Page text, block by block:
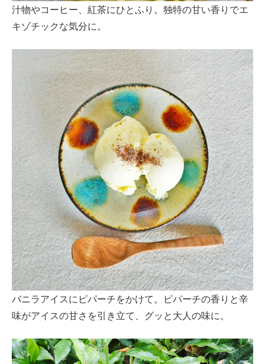
汁物やコーヒー、紅茶にひとふり。独特の甘い香りでエ
キゾチックな気分に。
バニラアイスにピパーチをかけて。ピパーチの香りと辛
味がアイスの甘さを引き立て、グッと大人の味に。